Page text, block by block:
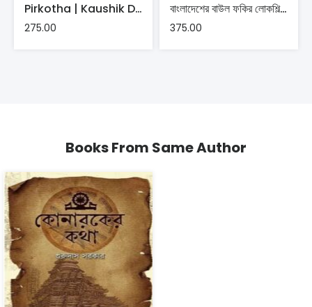
Pirkotha | Kaushik Dutta
275.00
বাংলাদেশের বাউল ফকির লোকশিল্পী – সুমনকুমার দাশ
375.00
Books From Same Author